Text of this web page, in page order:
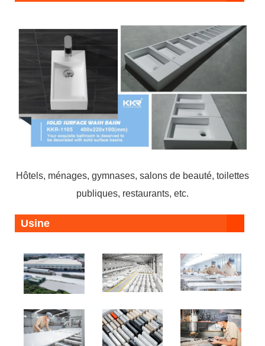
Hôtels, ménages, gymnases, salons de beauté, toilettes
publiques, restaurants, etc.
Usine